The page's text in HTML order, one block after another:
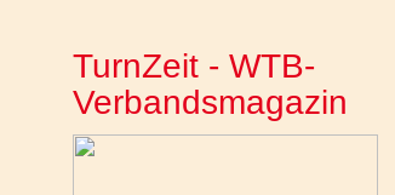
TurnZeit - WTB-
Verbandsmagazin